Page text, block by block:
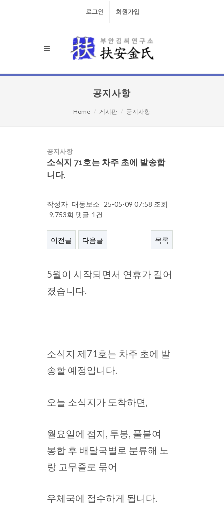
로그인 회원가입
공지사항
Home 게시판 공지사항
공지사항
소식지 71호는 차주 초에 발송합
니다.
작성자 대동보소 25-05-09 07:58 조회
9,753회 댓글 1건
이전글 다음글 목록
본문
5월이 시작되면서 연휴가 길어
졌습니다.
소식지 제71호는 차주 초에 발
송할 예정입니다.
오늘 소식지가 도착하면,
월요일에 접지, 투봉, 풀붙여
봉합 후 배달국별로 분류해 노
랑 고무줄로 묶어
우체국에 접수하게 됩니다.